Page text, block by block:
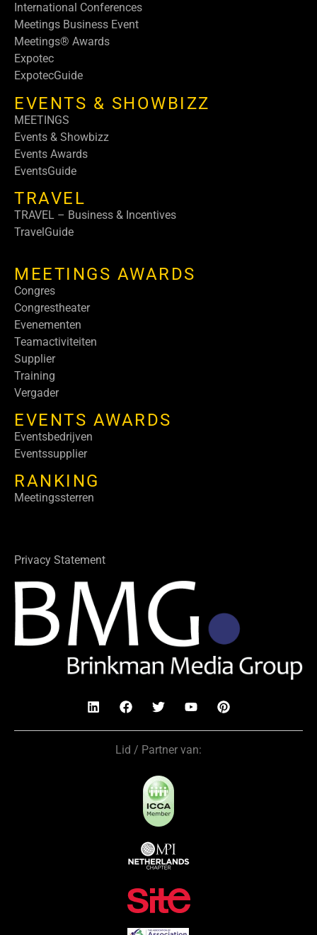
International Conferences
Meetings Business Event
Meetings® Awards
Expotec
ExpotecGuide
EVENTS & SHOWBIZZ
MEETINGS
Events & Showbizz
Events Awards
EventsGuide
TRAVEL
TRAVEL – Business & Incentives
TravelGuide
MEETINGS AWARDS
Congres
Congrestheater
Evenementen
Teamactiviteiten
Supplier
Training
Vergader
EVENTS AWARDS
Eventsbedrijven
Eventssupplier
RANKING
Meetingssterren
Privacy Statement
Lid / Partner van: